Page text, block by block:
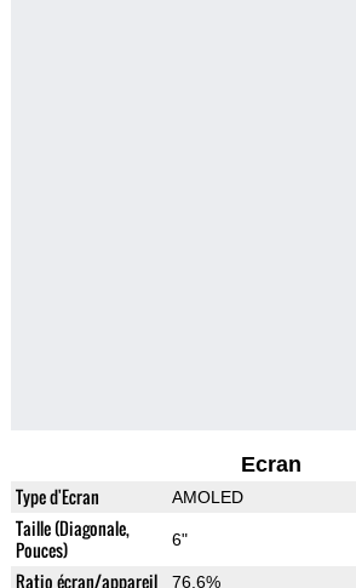
Ecran
Type d'Ecran AMOLED
Taille (Diagonale,
Pouces)
6"
Ratio écran/appareil 76.6%